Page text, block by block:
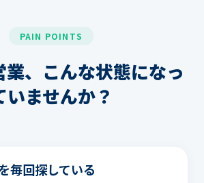
PAIN POINTS
業、こんな状態になっ
いませんか？
毎回探している